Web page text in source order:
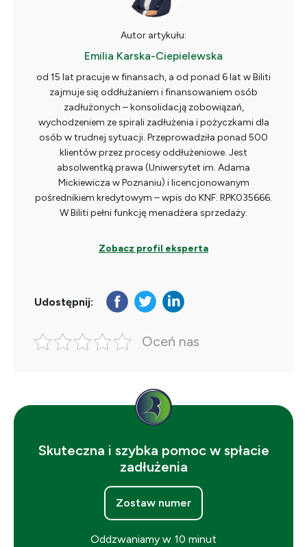
Autor artykułu:
Emilia Karska-Ciepielewska
od 15 lat pracuje w finansach, a od ponad 6 lat w Biliti
zajmuje się oddłużaniem i finansowaniem osób
zadłużonych – konsolidacją zobowiązań,
wychodzeniem ze spirali zadłużenia i pożyczkami dla
osób w trudnej sytuacji. Przeprowadziła ponad 500
klientów przez procesy oddłużeniowe. Jest
absolwentką prawa (Uniwersytet im. Adama
Mickiewicza w Poznaniu) i licencjonowanym
pośrednikiem kredytowym – wpis do KNF: RPK035666.
W Biliti pełni funkcję menadżera sprzedaży.
Zobacz profil eksperta
Udostępnij:
Oceń nas
Skuteczna i szybka pomoc w spłacie
zadłużenia
Zostaw numer
Oddzwaniamy w 10 minut